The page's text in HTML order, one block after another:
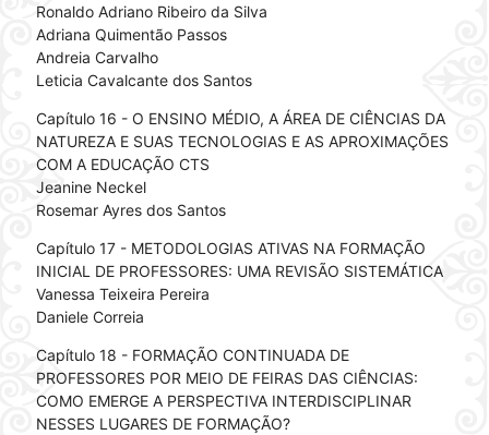
Ronaldo Adriano Ribeiro da Silva
Adriana Quimentão Passos
Andreia Carvalho
Leticia Cavalcante dos Santos
Capítulo 16 - O ENSINO MÉDIO, A ÁREA DE CIÊNCIAS DA
NATUREZA E SUAS TECNOLOGIAS E AS APROXIMAÇÕES
COM A EDUCAÇÃO CTS
Jeanine Neckel
Rosemar Ayres dos Santos
Capítulo 17 - METODOLOGIAS ATIVAS NA FORMAÇÃO
INICIAL DE PROFESSORES: UMA REVISÃO SISTEMÁTICA
Vanessa Teixeira Pereira
Daniele Correia
Capítulo 18 - FORMAÇÃO CONTINUADA DE
PROFESSORES POR MEIO DE FEIRAS DAS CIÊNCIAS:
COMO EMERGE A PERSPECTIVA INTERDISCIPLINAR
NESSES LUGARES DE FORMAÇÃO?